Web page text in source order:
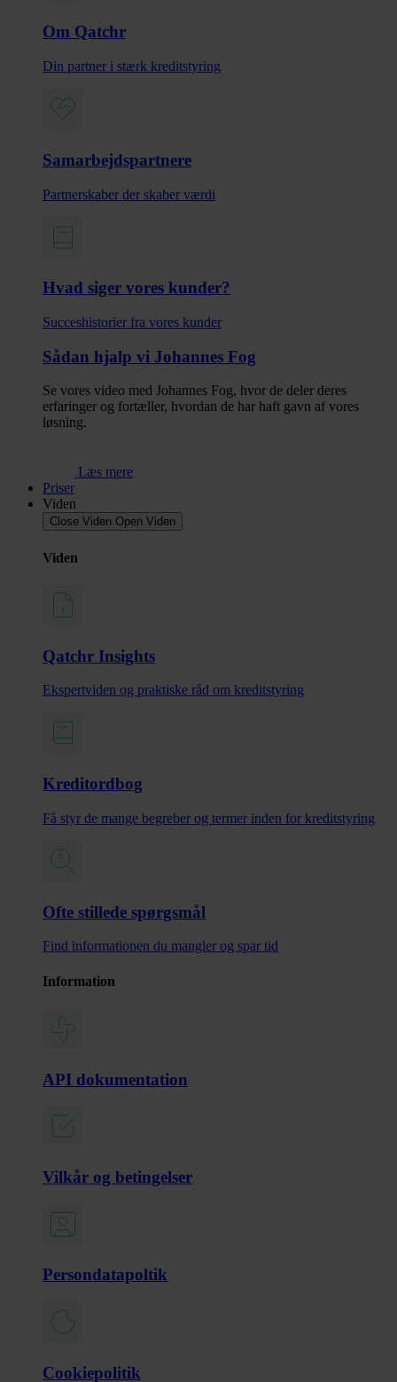
Om Qatchr
Din partner i stærk kreditstyring
Samarbejdspartnere
Partnerskaber der skaber værdi
Hvad siger vores kunder?
Succes­historier fra vores kunder
Sådan hjalp vi Johannes Fog
Se vores video med Johannes Fog, hvor de deler deres
erfaringer og fortæller, hvordan de har haft gavn af vores
løsning.
Læs mere
Priser
Viden
Close Viden Open Viden
Viden
Qatchr Insights
Ekspertviden og praktiske råd om kreditstyring
Kreditordbog
Få styr de mange begreber og termer inden for kreditstyring
Ofte stillede spørgsmål
Find informationen du mangler og spar tid
Information
API dokumentation
Vilkår og betingelser
Persondatapoltik
Cookiepolitik